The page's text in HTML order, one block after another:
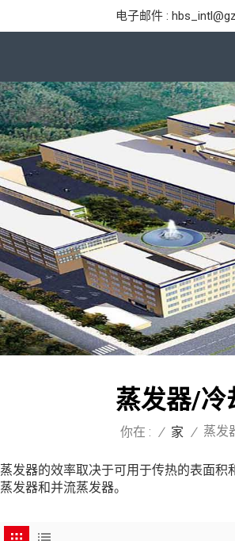
电子邮件 :
蒸发器/冷
你在 : / 家 / 蒸发
蒸发器的效率取决于可用于传热的表面
蒸发器和并流蒸发器。